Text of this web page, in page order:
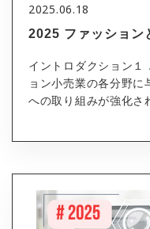
2025.06.18
2025 ファッション
イントロダクション
ョン小売業の各分野に
への取り組みが強化さ